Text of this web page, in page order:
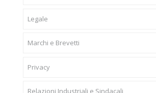
Legale
Marchi e Brevetti
Privacy